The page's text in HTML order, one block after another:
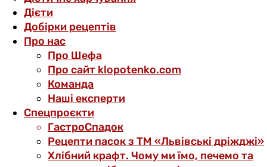
Дієти
Добірки рецептів
Про нас
Про Шефа
Про сайт klopotenko.com
Команда
Наші експерти
Спецпроєкти
ГастроСпадок
Рецепти пасок з ТМ «Львівські дріжджі»
Хлібний крафт. Чому ми їмо, печемо та